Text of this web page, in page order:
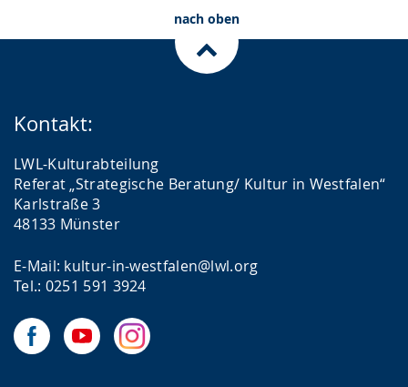
nach oben
Kontakt:
LWL-Kulturabteilung
Referat „Strategische Beratung/ Kultur in Westfalen“
Karlstraße 3
48133 Münster
E-Mail: kultur-in-westfalen@lwl.org
Tel.: 0251 591 3924